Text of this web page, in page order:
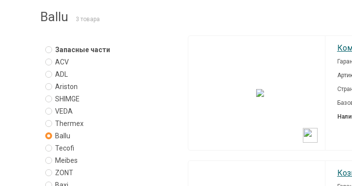
Ballu 3 товара
Запасные части
ACV
ADL
Ariston
SHIMGE
VEDA
Thermex
Ballu
Tecofi
Meibes
ZONT